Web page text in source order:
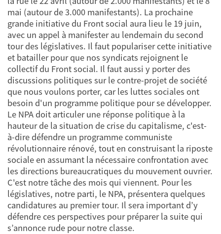
mai (autour de 3.000 manifestants). La prochaine
grande initiative du Front social aura lieu le 19 juin,
avec un appel à manifester au lendemain du second
tour des législatives. Il faut populariser cette initiative
et batailler pour que nos syndicats rejoignent le
collectif du Front social. Il faut aussi y porter des
discussions politiques sur le contre-projet de société
que nous voulons porter, car les luttes sociales ont
besoin d'un programme politique pour se développer.
Le NPA doit articuler une réponse politique à la
hauteur de la situation de crise du capitalisme, c'est-
à-dire défendre un programme communiste
révolutionnaire rénové, tout en construisant la riposte
sociale en assumant la nécessaire confrontation avec
les directions bureaucratiques du mouvement ouvrier.
C'est notre tâche des mois qui viennent. Pour les
législatives, notre parti, le NPA, présentera quelques
candidatures au premier tour. Il sera important d’y
défendre ces perspectives pour préparer la suite qui
s’annonce rude pour notre classe.